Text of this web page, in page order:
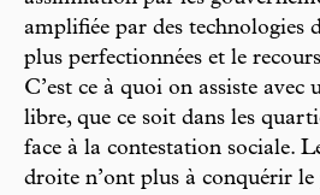
amplifiée par des technologies
plus perfectionnées et le
C’est ce à quoi on assiste avec
libre, que ce soit dans les
face à la contestation sociale.
droite n’ont plus à conquérir